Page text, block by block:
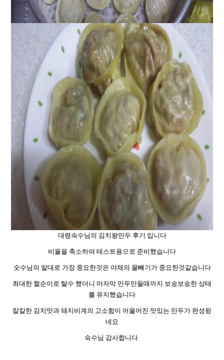
대령숙수님의 김치왕만두 후기 입니다
비율을 축소하여 테스트용으로 준비했습니다
숫수님의 말대로 가장 중요한것은 야채의 물빼기가 중요한것같습니다
최대한 짤순이로 탈수 했더니 마자막 만두만들때까지 보송보송한 상태
를 유지했습니다
칼칼한 김치맛과 돼지비계의 고소함이 어울어진 맛있는 만두가 완성됬
네요
숙수님 감사합니다